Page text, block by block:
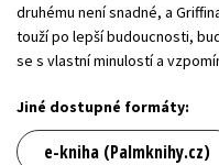
druhému není snadné, a
touží po lepší budoucnosti,
se s vlastní minulostí a
Jiné dostupné formáty:
e-kniha (Palmknihy.cz)